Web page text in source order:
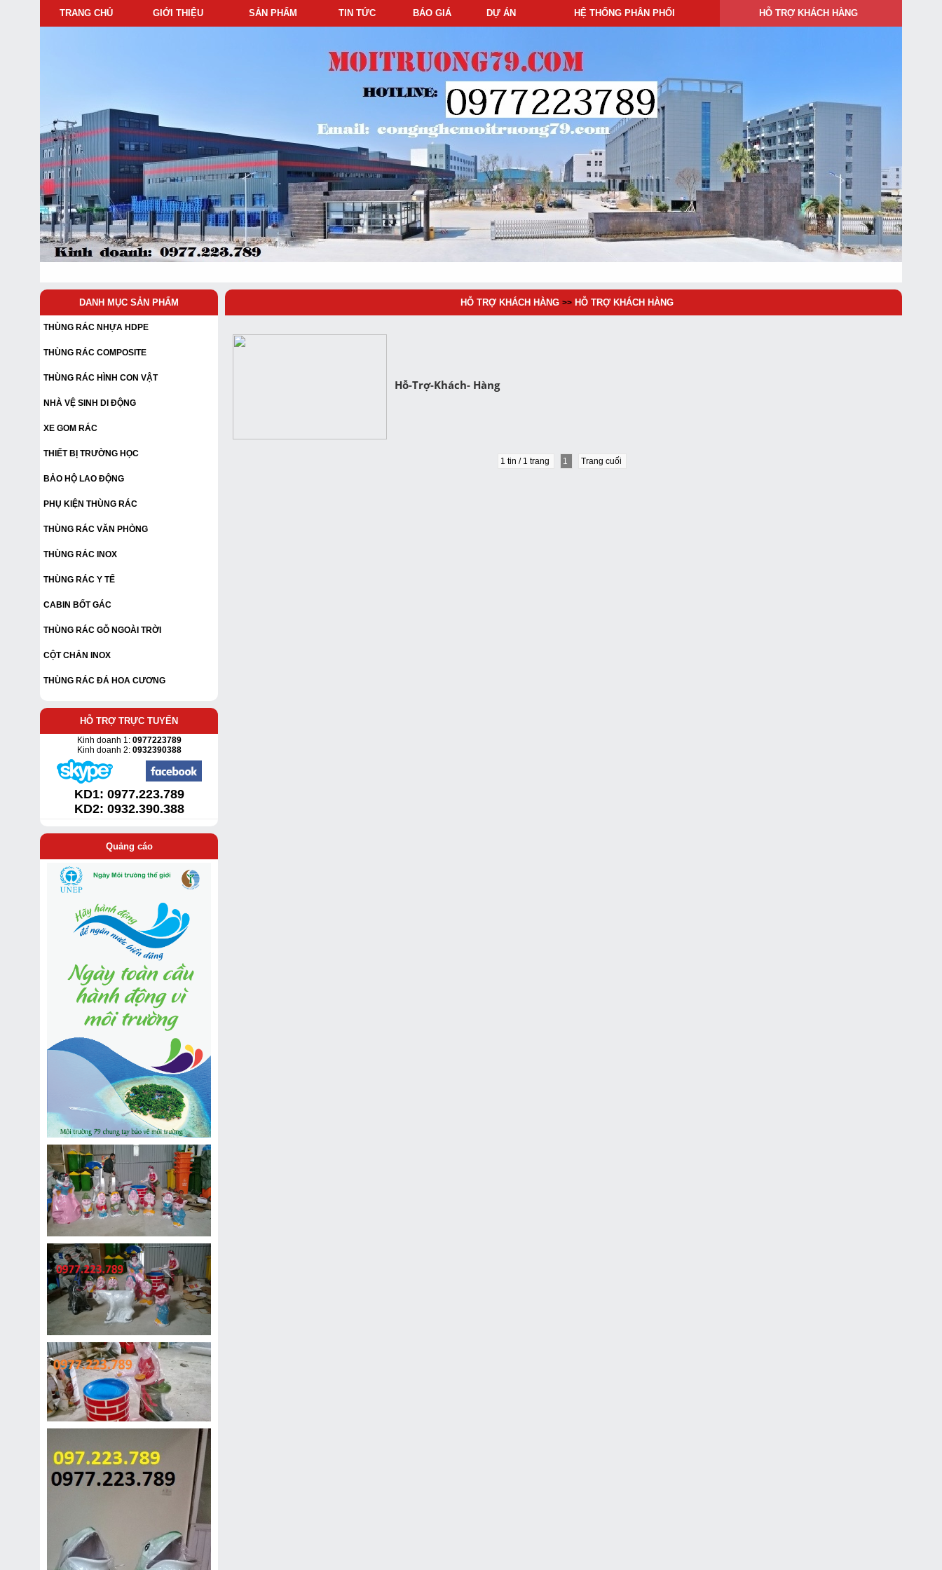
TRANG CHỦ GIỚI THIỆU SẢN PHẨM TIN TỨC BÁO GIÁ DỰ ÁN HỆ THỐNG PHÂN PHỐI HỖ TRỢ KHÁCH HÀNG
DANH MỤC SẢN PHẨM
THÙNG RÁC NHỰA HDPE
THÙNG RÁC COMPOSITE
THÙNG RÁC HÌNH CON VẬT
NHÀ VỆ SINH DI ĐỘNG
XE GOM RÁC
THIẾT BỊ TRƯỜNG HỌC
BẢO HỘ LAO ĐỘNG
PHỤ KIỆN THÙNG RÁC
THÙNG RÁC VĂN PHÒNG
THÙNG RÁC INOX
THÙNG RÁC Y TẾ
CABIN BỐT GÁC
THÙNG RÁC GỖ NGOÀI TRỜI
CỘT CHẮN INOX
THÙNG RÁC ĐÁ HOA CƯƠNG
HỖ TRỢ TRỰC TUYẾN
Kinh doanh 1:0977223789
Kinh doanh 2: 0932390388
KD1: 0977.223.789
KD2: 0932.390.388
Quảng cáo
HỖ TRỢ KHÁCH HÀNG >> HỖ TRỢ KHÁCH HÀNG
Hỗ-Trợ-Khách- Hàng
1 tin / 1 trang 1 Trang cuối